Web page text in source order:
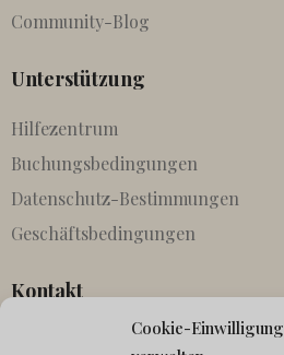
Cookie-Einwilligung
Community-Blog
Unterstützung
Hilfezentrum
Buchungsbedingungen
Datenschutz-Bestimmungen
Geschäftsbedingungen
Kontakt
Partnerschaften